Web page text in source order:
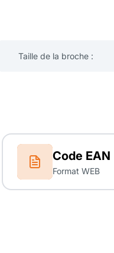
Taille de la broche :
Code EAN
Format WEB